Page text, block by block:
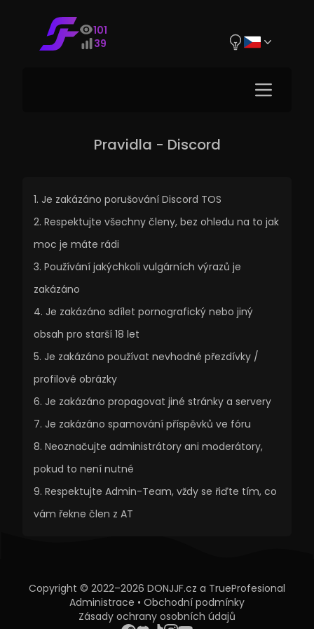
101
39
Pravidla - Discord
Je zakázáno porušování Discord TOS
Respektujte všechny členy, bez ohledu na to jak
moc je máte rádi
Používání jakýchkoli vulgárních výrazů je
zakázáno
Je zakázáno sdílet pornografický nebo jiný
obsah pro starší 18 let
Je zakázáno používat nevhodné přezdívky /
profilové obrázky
Je zakázáno propagovat jiné stránky a servery
Je zakázáno spamování příspěvků ve fóru
Neoznačujte administrátory ani moderátory,
pokud to není nutné
Respektujte Admin-Team, vždy se řiďte tím, co
vám řekne člen z AT
Copyright © 2022–2026 DONJJF.cz a TrueProfesional
Administrace • Obchodní podmínky
Zásady ochrany osobních údajů